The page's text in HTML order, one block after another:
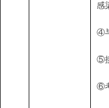
感
④
⑤
⑥